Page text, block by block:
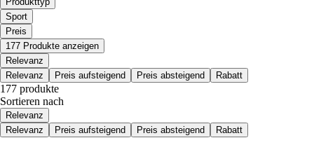
Sport
Preis
177 Produkte anzeigen
Relevanz
Relevanz
Preis aufsteigend Preis absteigend Rabatt
177 produkte
Sortieren nach
Relevanz
Relevanz
Preis aufsteigend Preis absteigend Rabatt